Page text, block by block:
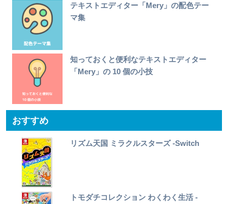
テキストエディター「Mery」の配色テー
マ集
知っておくと便利なテキストエディター
「Mery」の 10 個の小技
おすすめ
リズム天国 ミラクルスターズ -Switch
トモダチコレクション わくわく生活 -